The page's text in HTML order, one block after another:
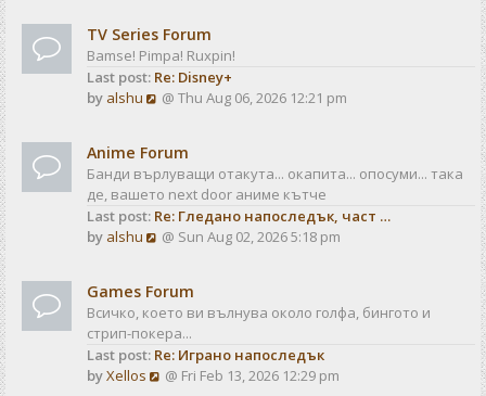
e
s
t
p
s
w
t
h
e
e
s
t
p
s
t
TV Series Forum
Bamse! Pimpa! Ruxpin!
Last post: Re: Disney+
by alshu
V
w
t
h
e
e
s
t
p
o
@ Thu Aug 06, 2026 12:21 pm
Anime Forum
Банди върлуващи отакута... окапита... опосуми... така
де, вашето next door аниме кътче
Last post: Re: Гледано напоследък, част …
by alshu
V
w
t
h
e
l
@ Sun Aug 02, 2026 5:18 pm
Games Forum
Всичко, което ви вълнува около голфа, бингото и
стрип-покера...
Last post: Re: Играно напоследък
byXellos
V@ Fri Feb 13, 2026 12:29 pm